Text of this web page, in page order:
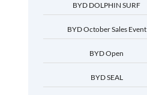
BYD DOLPHIN SURF
BYD October Sales Event
BYD Open
BYD SEAL